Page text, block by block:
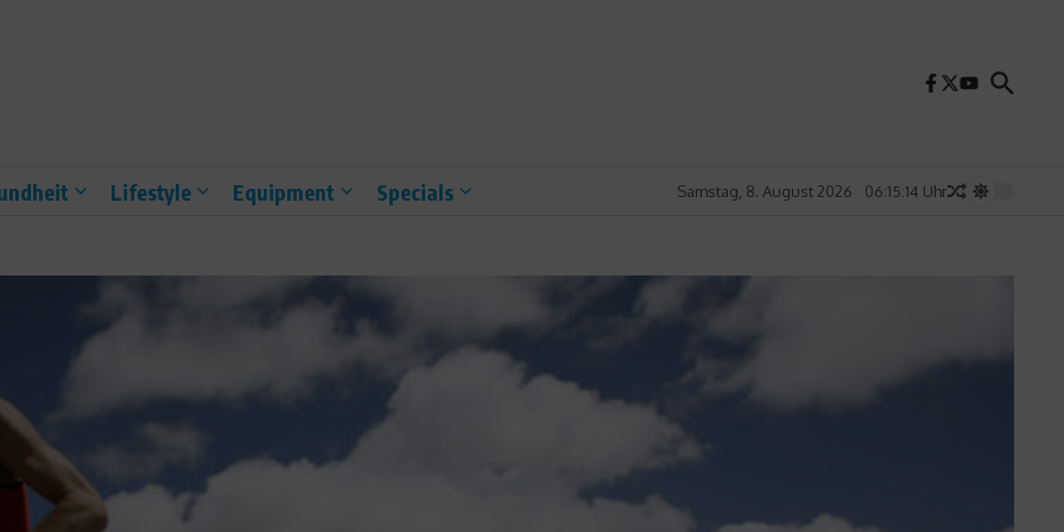
Lifestyle Equipment Specials Samstag, 8. August 2026 06:15:16 Uhr